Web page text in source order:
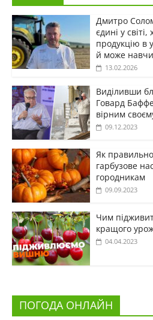
Дмитро
єдині у
продукцію в
й може
13.02.2026
Виділивши
Говард
вірним
09.12.2023
Як
гарбузове
городникам
09.09.2023
Чим
кращого
04.04.2023
ПОГОДА ОНЛАЙН